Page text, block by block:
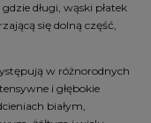
długi, wąski płatek
się dolną część,
w różnorodnych
i głębokie
białym,